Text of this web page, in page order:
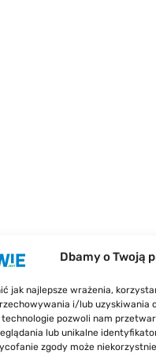
Dbamy o Twoją
jak najlepsze wrażenia,
i/lub uzyskiwania
technologie pozwoli nam
lub unikalne
zgody może
treści,
ponieść